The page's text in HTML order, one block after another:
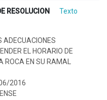
RESOLUCION
Texto
ADECUACIONES
EL HORARIO DE
ROCA EN SU RAMAL
2016